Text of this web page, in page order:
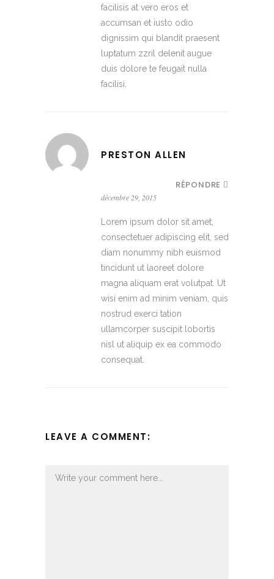
facilisis at vero eros et
accumsan et iusto odio
dignissim qui blandit praesent
luptatum zzril delenit augue
duis dolore te feugait nulla
facilisi.
PRESTON ALLEN
RÉPONDRE
décembre 29, 2015
Lorem ipsum dolor sit amet,
consectetuer adipiscing elit, sed
diam nonummy nibh euismod
tincidunt ut laoreet dolore
magna aliquam erat volutpat. Ut
wisi enim ad minim veniam, quis
nostrud exerci tation
ullamcorper suscipit lobortis
nisl ut aliquip ex ea commodo
consequat.
LEAVE A COMMENT: